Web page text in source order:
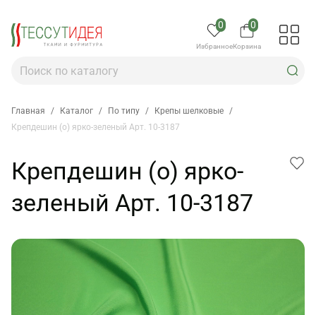
0
Избранное
0
Корзина
Главная / Каталог / По типу / Крепы шелковые /
Крепдешин (о) ярко-зеленый Арт. 10-3187
Крепдешин (о) ярко-
зеленый Арт. 10-3187